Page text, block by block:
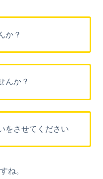
か？
んか？
をさせてください
ね。